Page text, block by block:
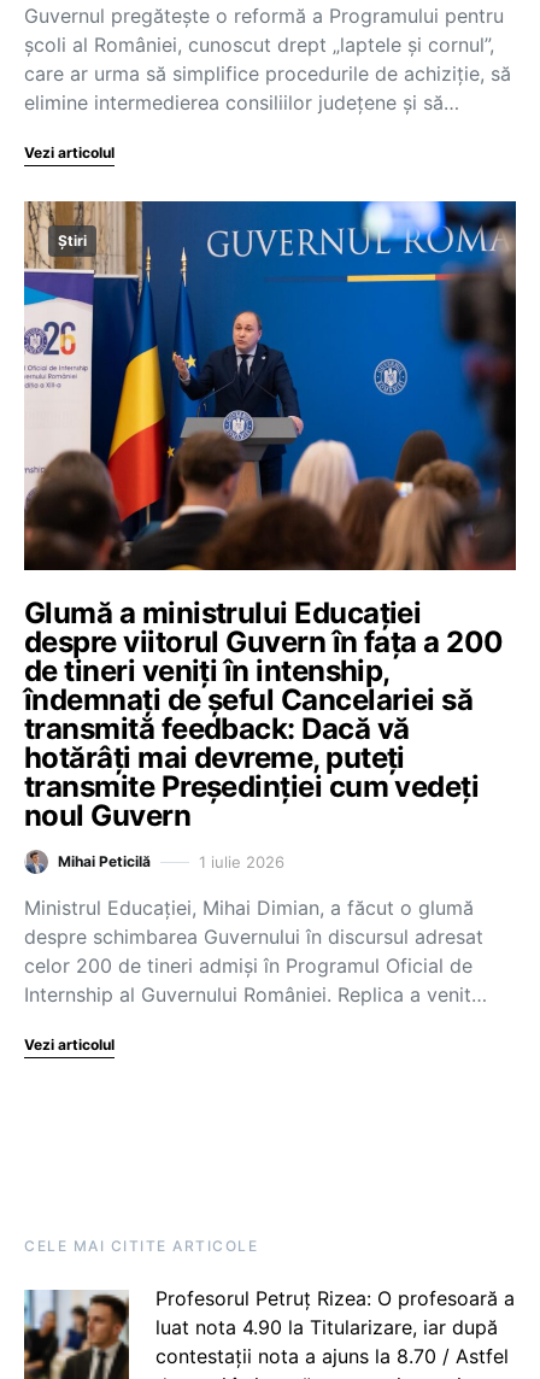
Guvernul pregătește o reformă a Programului pentru
școli al României, cunoscut drept „laptele și cornul”,
care ar urma să simplifice procedurile de achiziție, să
elimine intermedierea consiliilor județene și să…
Vezi articolul
Știri
Glumă a ministrului Educației
despre viitorul Guvern în fața a 200
de tineri veniți în intenship,
îndemnați de șeful Cancelariei să
transmită feedback: Dacă vă
hotărâți mai devreme, puteți
transmite Președinției cum vedeți
noul Guvern
Mihai Peticilă 1 iulie 2026
Ministrul Educației, Mihai Dimian, a făcut o glumă
despre schimbarea Guvernului în discursul adresat
celor 200 de tineri admiși în Programul Oficial de
Internship al Guvernului României. Replica a venit…
Vezi articolul
CELE MAI CITITE ARTICOLE
Profesorul Petruț Rizea: O profesoară a
luat nota 4.90 la Titularizare, iar după
contestații nota a ajuns la 8.70 / Astfel